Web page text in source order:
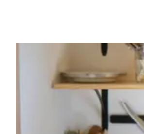
REAGEERT VOOR HET
PAULINE SLANGEN